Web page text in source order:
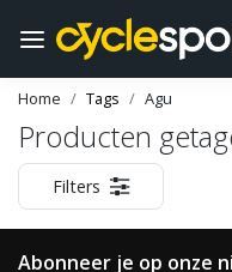
Home Tags Agu
Producten
Filters
Abonneer je op onze